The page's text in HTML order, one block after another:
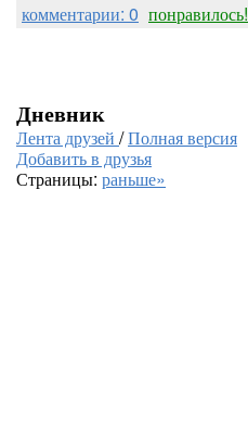
комментарии: 0 понравилось!
Дневник
Лента друзей /Полная версия
Добавить в друзья
Страницы: раньше»